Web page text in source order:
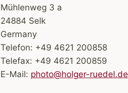
Mühlenweg 3 a
24884 Selk
Germany
Telefon: +49 4621 200858
Telefax: +49 4621 200859
E-Mail: photo@holger-ruedel.de